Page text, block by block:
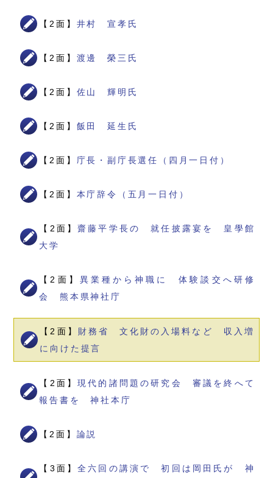
【2面】 井村 宣孝氏
【2面】 渡邊 榮三氏
【2面】 佐山 輝明氏
【2面】 飯田 延生氏
【2面】 庁長・副庁長選任（四月一日付）
【2面】 本庁辞令（五月一日付）
【2面】齋藤平学長の 就任披露宴を 皇學館
大学
【2面】 異業種から神職に 体験談交へ研修
会 熊本県神社庁
【2面】 財務省 文化財の入場料など 収入増
に向けた提言
【2面】現代的諸問題の研究会 審議を終へて
報告書を 神社本庁
【2面】 論説
【3面】全六回の講演で 初回は岡田氏が 神